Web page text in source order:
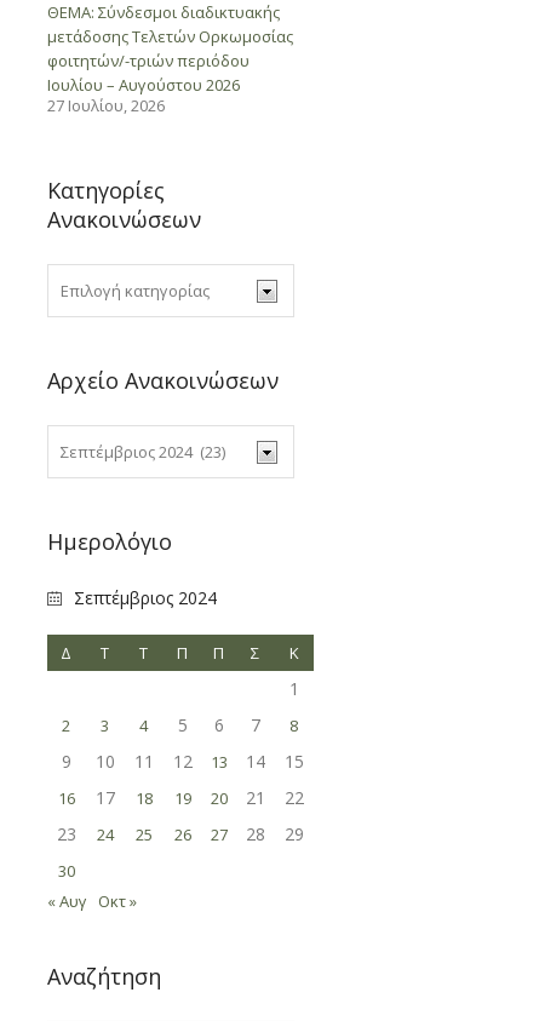
ΘΕΜΑ: Σύνδεσμοι διαδικτυακής
μετάδοσης Τελετών Ορκωμοσίας
φοιτητών/-τριών περιόδου
Ιουλίου – Αυγούστου 2026
27 Ιουλίου, 2026
Κατηγορίες
Ανακοινώσεων
Αρχείο Ανακοινώσεων
Ημερολόγιο
Σεπτέμβριος 2024
Δ Τ Τ Π Π Σ Κ
1
2 3 4 5 6 7 8
9 10 11 12 13 14 15
16 17 18 19 20 21
22
23
24 25 26 27 28 29
30
« Αυγ
Οκτ »
Αναζήτηση